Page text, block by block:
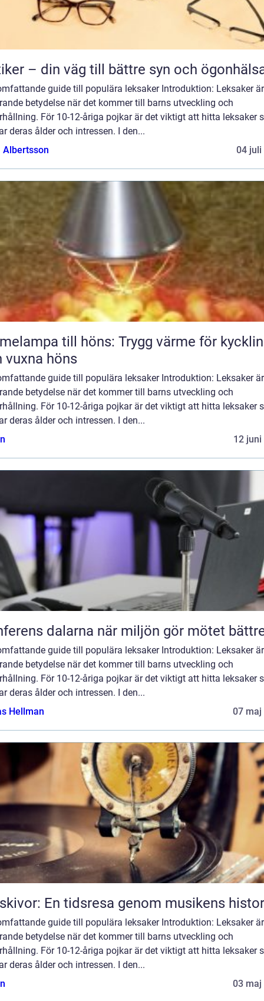
– din väg till bättre syn och
guide till populära leksaker Introduktion: Leksaker
betydelse när det kommer till barns utveckling och
För 10-12-åriga pojkar är det viktigt att hitta leksaker
deras ålder och intressen. I den...
Albertsson
04 juli
till höns: Trygg värme för
vuxna höns
guide till populära leksaker Introduktion: Leksaker
betydelse när det kommer till barns utveckling och
För 10-12-åriga pojkar är det viktigt att hitta leksaker
deras ålder och intressen. I den...
12 juni
Konferens dalarna när miljön gör mötet
guide till populära leksaker Introduktion: Leksaker
betydelse när det kommer till barns utveckling och
För 10-12-åriga pojkar är det viktigt att hitta leksaker
deras ålder och intressen. I den...
Hellman
07 maj
En tidsresa genom musikens
guide till populära leksaker Introduktion: Leksaker
betydelse när det kommer till barns utveckling och
För 10-12-åriga pojkar är det viktigt att hitta leksaker
deras ålder och intressen. I den...
03 maj